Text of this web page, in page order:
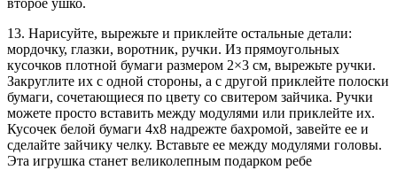
13. Нарисуйте, вырежьте и приклейте остальные детали:
мордочку, глазки, воротник, ручки. Из прямоугольных
кусочков плотной бумаги размером 2×3 см, вырежьте ручки.
Закруглите их с одной стороны, а с другой приклейте полоски
бумаги, сочетающиеся по цвету со свитером зайчика. Ручки
можете просто вставить между модулями или приклейте их.
Кусочек белой бумаги 4х8 надрежте бахромой, завейте ее и
сделайте зайчику челку. Вставьте ее между модулями головы.
Эта игрушка станет великолепным подарком ребе